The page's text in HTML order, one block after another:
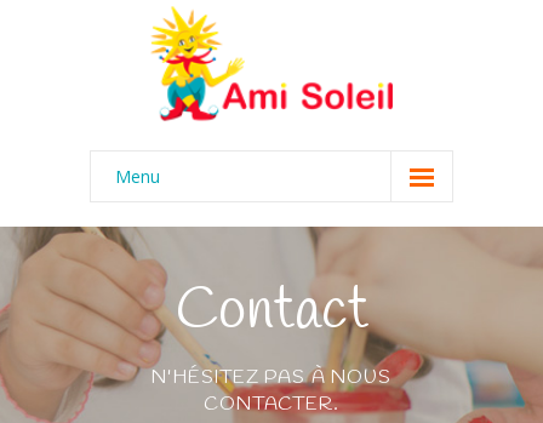
Menu
Accueil
Éducation
Activités
-- Calendrier
Contact
N'HÉSITEZ PAS À NOUS
CONTACTER.